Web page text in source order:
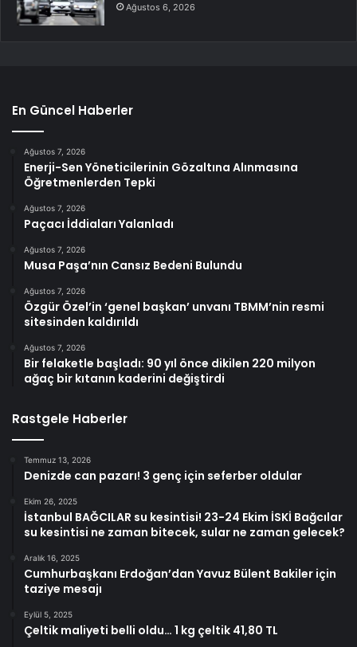
Ağustos 6, 2026
En Güncel Haberler
Ağustos 7, 2026
Enerji-Sen Yöneticilerinin Gözaltına Alınmasına
Öğretmenlerden Tepki
Ağustos 7, 2026
Paçacı İddiaları Yalanladı
Ağustos 7, 2026
Musa Paşa’nın Cansız Bedeni Bulundu
Ağustos 7, 2026
Özgür Özel’in ‘genel başkan’ unvanı TBMM’nin resmi
sitesinden kaldırıldı
Ağustos 7, 2026
Bir felaketle başladı: 90 yıl önce dikilen 220 milyon
ağaç bir kıtanın kaderini değiştirdi
Rastgele Haberler
Temmuz 13, 2026
Denizde can pazarı! 3 genç için seferber oldular
Ekim 26, 2025
İstanbul BAĞCILAR su kesintisi! 23-24 Ekim İSKİ Bağcılar
su kesintisi ne zaman bitecek, sular ne zaman gelecek?
Aralık 16, 2025
Cumhurbaşkanı Erdoğan’dan Yavuz Bülent Bakiler için
taziye mesajı
Eylül 5, 2025
Çeltik maliyeti belli oldu… 1 kg çeltik 41,80 TL